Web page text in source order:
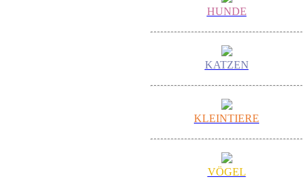
HUNDE
KATZEN
KLEINTIERE
VÖGEL